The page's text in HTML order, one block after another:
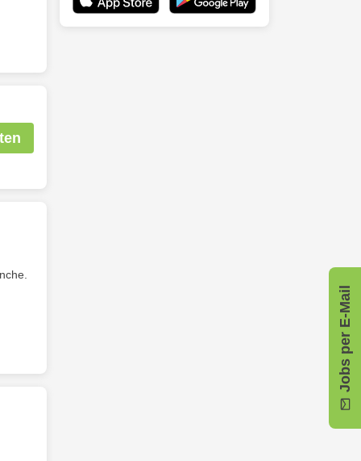
Jobs per E-Mail